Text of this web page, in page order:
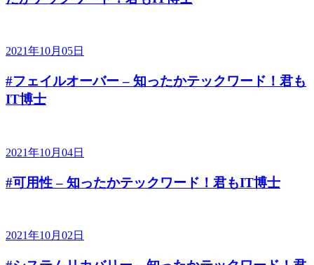
2021年10月05日
#フェイルオーバー – 知ったかテックワード！君も
IT博士
2021年10月04日
#可用性 – 知ったかテックワード！君もIT博士
2021年10月02日